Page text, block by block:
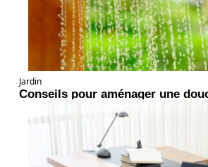
Jardin
Conseils pour aménager une